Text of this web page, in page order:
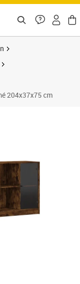
204x37x75 cm